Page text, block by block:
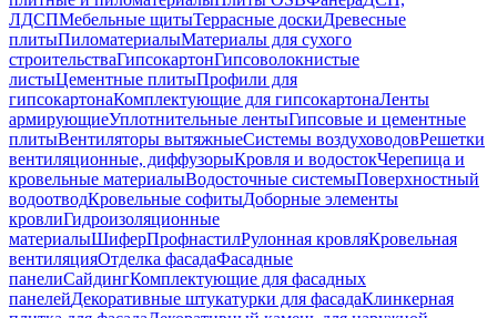
ЛДСПМебельные щитыТеррасные доскиДревесные
плитыПиломатериалыМатериалы для сухого
строительстваГипсокартонГипсоволокнистые
листыЦементные плитыПрофили для
гипсокартонаКомплектующие для гипсокартонаЛенты
армирующиеУплотнительные лентыГипсовые и цементные
плитыВентиляторы вытяжныеСистемы воздуховодовРешетки
вентиляционные, диффузорыКровля и водостокЧерепица и
кровельные материалыВодосточные системыПоверхностный
водоотводКровельные софитыДоборные элементы
кровлиГидроизоляционные
материалыШиферПрофнастилРулонная кровляКровельная
вентиляцияОтделка фасадаФасадные
панелиСайдингКомплектующие для фасадных
панелейДекоративные штукатурки для фасадаКлинкерная